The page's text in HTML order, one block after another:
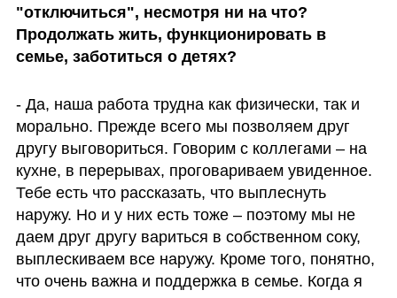
"отключиться", несмотря ни на что?
Продолжать жить, функционировать в
семье, заботиться о детях?
- Да, наша работа трудна как физически, так и
морально. Прежде всего мы позволяем друг
другу выговориться. Говорим с коллегами – на
кухне, в перерывах, проговариваем увиденное.
Тебе есть что рассказать, что выплеснуть
наружу. Но и у них есть тоже – поэтому мы не
даем друг другу вариться в собственном соку,
выплескиваем все наружу. Кроме того, понятно,
что очень важна и поддержка в семье. Когда я